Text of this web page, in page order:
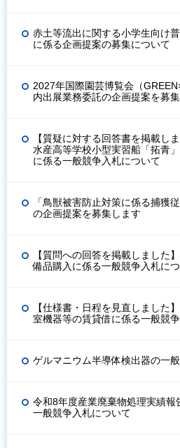
赤土等流出に関する小学生向け
に係る企画提案の募集について
2027年国際園芸博覧会（
内出展業務委託の企画提案を募
【質疑に対する回答書を掲載し
水産高等学校小型実習船「拓青
に係る一般競争入札について
「鳥獣被害防止対策に係る捕獲
の企画提案を募集します
【質問への回答を掲載しました
備品購入に係る一般競争入札につ
【仕様書・日程を見直しました
室機器等の賃貸借に係る一般競
ゲルマニウム半導体検出器の一
令和8年度産業廃棄物処理実績
一般競争入札について